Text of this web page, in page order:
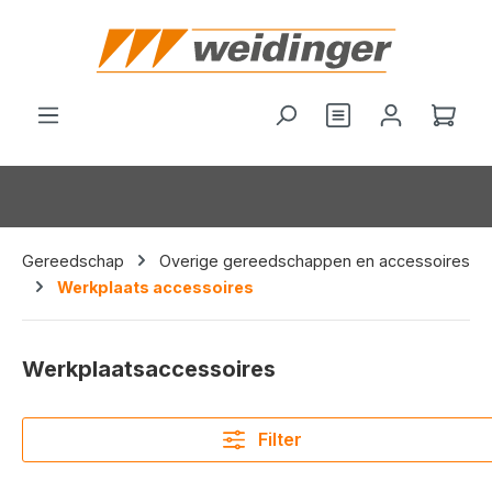
Gereedschap
Overige gereedschappen en accessoires
Werkplaats accessoires
Werkplaatsaccessoires
Filter